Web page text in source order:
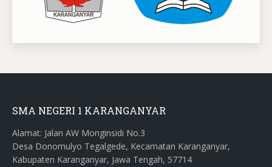
SMA NEGERI 1 KARANGANYAR
Alamat: Jalan AW Monginsidi No.3
Desa Donomulyo Tegalgede, Kecamatan Karanganyar,
Kabupaten Karanganyar, Jawa Tengah, 57714